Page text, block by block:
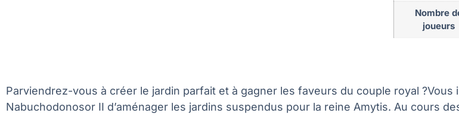
Nombre
joueurs
Parviendrez-vous à créer le jardin parfait et à gagner les faveurs du couple royal
Nabuchodonosor II d’aménager les jardins suspendus pour la reine Amytis. Au cours